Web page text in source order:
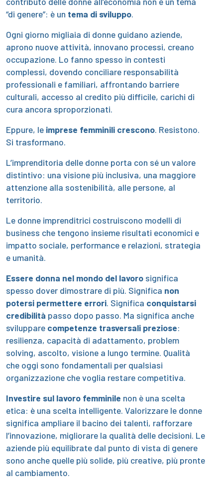
“di genere”: è un tema di sviluppo.
Ogni giorno migliaia di donne guidano aziende,
aprono nuove attività, innovano processi, creano
occupazione. Lo fanno spesso in contesti
complessi, dovendo conciliare responsabilità
professionali e familiari, affrontando barriere
culturali, accesso al credito più difficile, carichi di
cura ancora sproporzionati.
Eppure, le imprese femminili crescono. Resistono.
Si trasformano.
L’imprenditoria delle donne porta con sé un valore
distintivo: una visione più inclusiva, una maggiore
attenzione alla sostenibilità, alle persone, al
territorio.
Le donne imprenditrici costruiscono modelli di
business che tengono insieme risultati economici e
impatto sociale, performance e relazioni, strategia
e umanità.
Essere donna nel mondo del lavoro significa
spesso dover dimostrare di più. Significa non
potersi permettere errori. Significa conquistarsi
credibilità passo dopo passo. Ma significa anche
sviluppare competenze trasversali preziose:
resilienza, capacità di adattamento, problem
solving, ascolto, visione a lungo termine. Qualità
che oggi sono fondamentali per qualsiasi
organizzazione che voglia restare competitiva.
Investire sul lavoro femminile non è una scelta
etica: è una scelta intelligente. Valorizzare le donne
significa ampliare il bacino dei talenti, rafforzare
l’innovazione, migliorare la qualità delle decisioni. Le
aziende più equilibrate dal punto di vista di genere
sono anche quelle più solide, più creative, più pronte
al cambiamento.